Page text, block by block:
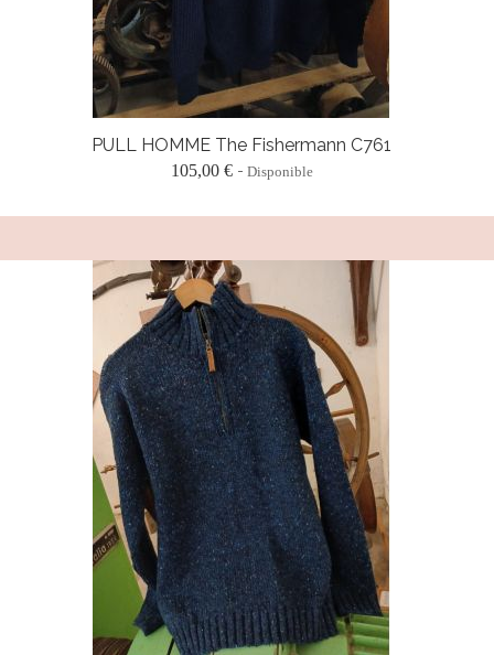
PULL HOMME The Fishermann C761
105,00 € Disponible